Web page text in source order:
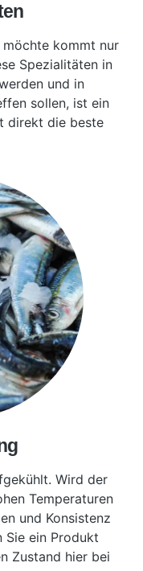
kommt nur
Spezialitäten in
und in
sollen, ist ein
direkt die beste
Wird der
Temperaturen
und Konsistenz
Sie ein Produkt
Zustand hier bei